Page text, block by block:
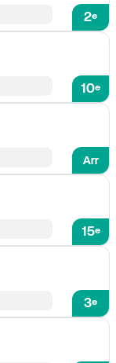
2e
10e
Arr
15e
3e